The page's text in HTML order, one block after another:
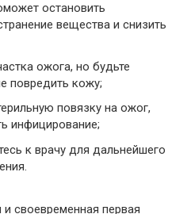
остановить
вещества и снизить
ожога, но будьте
повредить кожу;
повязку на ожог,
инфицирование;
к врачу для дальнейшего
своевременная первая